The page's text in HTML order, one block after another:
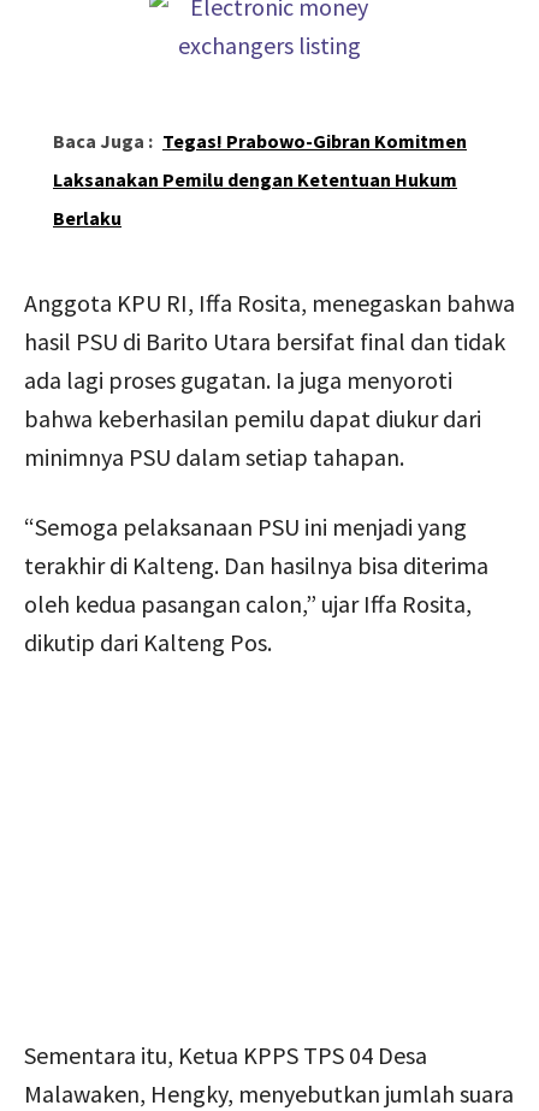
Baca Juga : Tegas! Prabowo-Gibran Komitmen
Laksanakan Pemilu dengan Ketentuan Hukum
Berlaku
Anggota KPU RI, Iffa Rosita, menegaskan bahwa
hasil PSU di Barito Utara bersifat final dan tidak
ada lagi proses gugatan. Ia juga menyoroti
bahwa keberhasilan pemilu dapat diukur dari
minimnya PSU dalam setiap tahapan.
“Semoga pelaksanaan PSU ini menjadi yang
terakhir di Kalteng. Dan hasilnya bisa diterima
oleh kedua pasangan calon,” ujar Iffa Rosita,
dikutip dari Kalteng Pos.
Sementara itu, Ketua KPPS TPS 04 Desa
Malawaken, Hengky, menyebutkan jumlah suara